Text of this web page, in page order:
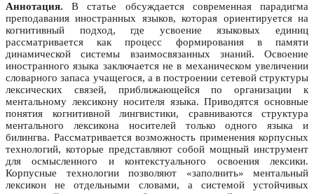
Аннотация. В статье обсуждается современная парадигма
преподавания иностранных языков, которая ориентируется на
когнитивный подход, где усвоение языковых единиц
рассматривается как процесс формирования в памяти
динамической системы взаимосвязанных знаний. Освоение
иностранного языка заключается не в механическом увеличении
словарного запаса учащегося, а в построении сетевой структуры
лексических связей, приближающейся по организации к
ментальному лексикону носителя языка. Приводятся основные
понятия когнитивной лингвистики, сравниваются структура
ментального лексикона носителей только одного языка и
билингва. Рассматривается возможность применения корпусных
технологий, которые представляют собой мощный инструмент
для осмысленного и контекстуального освоения лексики.
Корпусные технологии позволяют «заполнить» ментальный
лексикон не отдельными словами, а системой устойчивых